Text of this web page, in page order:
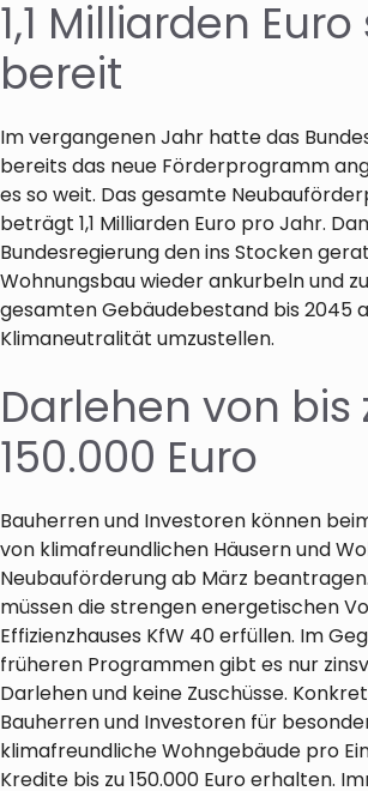
1,1 Milliarden
bereit
Im vergangenen Jahr hatte das
bereits das neue Förderprogramm
es so weit. Das gesamte
beträgt 1,1 Milliarden Euro pro Jahr.
Bundesregierung den ins Stocken
Wohnungsbau wieder ankurbeln und
gesamten Gebäudebestand bis 2045
Klimaneutralität umzustellen.
Darlehen von bis
150.000 Euro
Bauherren und Investoren können
von klimafreundlichen Häusern und
Neubauförderung ab März
müssen die strengen energetischen
Effizienzhauses KfW 40 erfüllen. Im
früheren Programmen gibt es nur
Darlehen und keine Zuschüsse.
Bauherren und Investoren für
klimafreundliche Wohngebäude pro
Kredite bis zu 150.000 Euro erhalten.